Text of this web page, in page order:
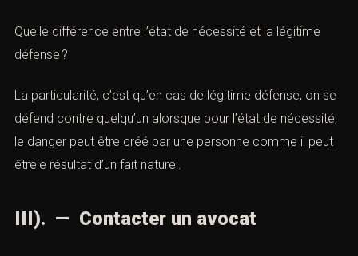
Quelle différence entre l’état de nécessité et la légitime
défense ?
La particularité, c’est qu’en cas de légitime défense, on se
défend contre quelqu’un alorsque pour l’état de nécessité,
le danger peut être créé par une personne comme il peut
êtrele résultat d’un fait naturel.
III). — Contacter un avocat